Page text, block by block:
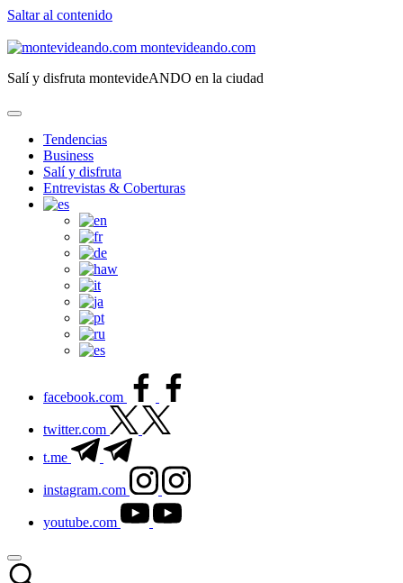
Saltar al contenido
montevideando.com
Salí y disfruta montevideANDO en la ciudad
Tendencias
Business
Salí y disfruta
Entrevistas & Coberturas
facebook.com
twitter.com
t.me
instagram.com
youtube.com